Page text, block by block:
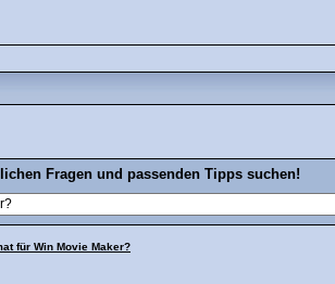
Fragen und passenden Tipps suchen!
für Win Movie Maker?